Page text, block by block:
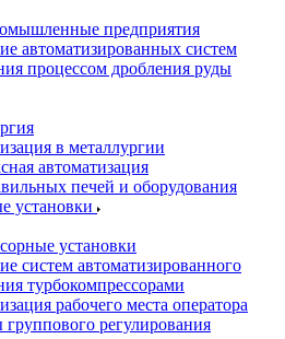
предприятия
автоматизированных систем
процессом дробления руды
в металлургии
автоматизация
печей и оборудования
установки
установки
систем автоматизированного
турбокомпрессорами
рабочего места оператора
регулирования